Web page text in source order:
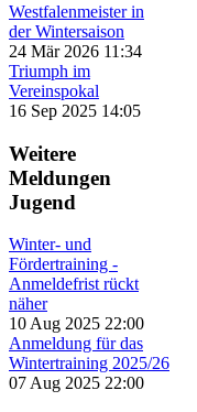
Westfalenmeister in
der Wintersaison
24 Mär 2026 11:34
Triumph im
Vereinspokal
16 Sep 2025 14:05
Weitere
Meldungen
Jugend
Winter- und
Fördertraining -
Anmeldefrist rückt
näher
10 Aug 2025 22:00
Anmeldung für das
Wintertraining 2025/26
07 Aug 2025 22:00